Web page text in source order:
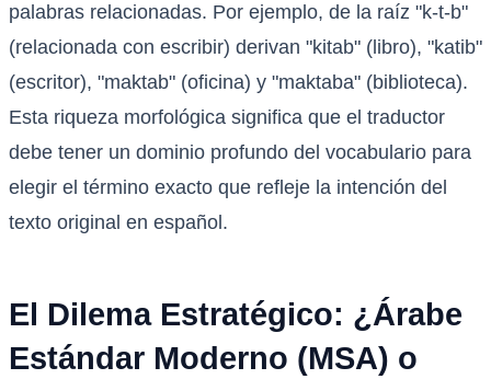
palabras relacionadas. Por ejemplo, de la raíz "k-t-b"
(relacionada con escribir) derivan "kitab" (libro), "katib"
(escritor), "maktab" (oficina) y "maktaba" (biblioteca).
Esta riqueza morfológica significa que el traductor
debe tener un dominio profundo del vocabulario para
elegir el término exacto que refleje la intención del
texto original en español.
El Dilema Estratégico: ¿Árabe
Estándar Moderno (MSA) o